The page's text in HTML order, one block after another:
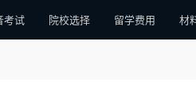
考试 院校选择 留学费用 材